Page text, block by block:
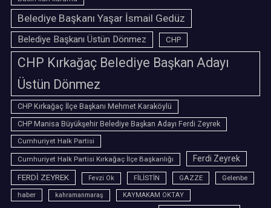
Belediye Başkanı Yaşar İsmail Gedüz
Belediye Başkanı Üstün Dönmez CHP
CHP Kırkağaç Belediye Başkan Adayı
Üstün Dönmez
CHP Kırkağaç İlçe Başkanı Mehmet Karaköylü
CHP Manisa Büyükşehir Belediye Başkan Adayı Ferdi Zeyrek
Cumhuriyet Halk Partisi
Cumhuriyet Halk Partisi Kırkağaç İlçe Başkanlığı
Ferdi Zeyrek
FERDİ ZEYREK
Fevzi Ok FİLİSTİN GAZZE
Gelenbe
haber
kahramanmaraş KAYMAKAM OKTAY